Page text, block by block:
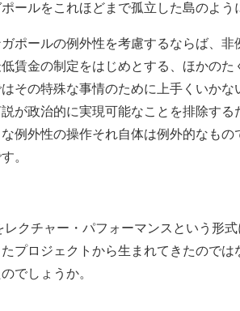
ールをこれほどまで孤立した島のよう
ポールの例外性を考慮するならば、
賃金の制定をはじめとする、ほかの
その特殊な事情のために上手くいか
が政治的に実現可能なことを排除す
例外性の操作それ自体は例外的なも
。
クチャー・パフォーマンスという形
プロジェクトから生まれてきたので
でしょうか。